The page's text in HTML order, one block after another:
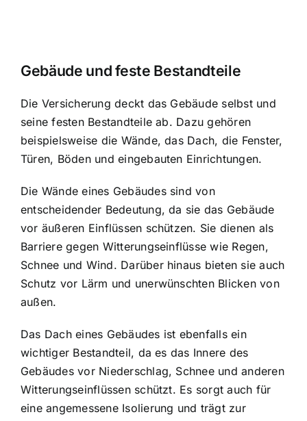
Gebäude und feste Bestandteile
Die Versicherung deckt das Gebäude selbst und
seine festen Bestandteile ab. Dazu gehören
beispielsweise die Wände, das Dach, die Fenster,
Türen, Böden und eingebauten Einrichtungen.
Die Wände eines Gebäudes sind von
entscheidender Bedeutung, da sie das Gebäude
vor äußeren Einflüssen schützen. Sie dienen als
Barriere gegen Witterungseinflüsse wie Regen,
Schnee und Wind. Darüber hinaus bieten sie auch
Schutz vor Lärm und unerwünschten Blicken von
außen.
Das Dach eines Gebäudes ist ebenfalls ein
wichtiger Bestandteil, da es das Innere des
Gebäudes vor Niederschlag, Schnee und anderen
Witterungseinflüssen schützt. Es sorgt auch für
eine angemessene Isolierung und trägt zur